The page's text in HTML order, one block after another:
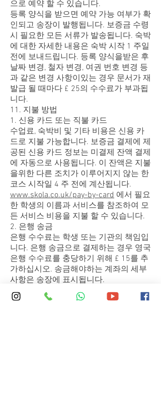
으로 예약 할 수 있습니다.
등록 양식을 받으면 예약 가능 여부가 확
인되고 송장이 발행됩니다. 보증금 수령
시 필요한 모든 서류가 발송됩니다. 숙박
에 대한 자세한 내용은 숙박 시작 1 주일
전에 보내드립니다. 등록 양식을받은 후
날짜 변경, 철자 변경, 여권 번호 변경 등
과 같은 변경 사항이있는 경우 문서가 재
발급 될 때마다 £ 25의 수수료가 부과됩
니다.
11. 지불 방법
1. 신용 카드 또는 직불 카드
수업료, 숙박비 및 기타 비용은 신용 카
드로 지불 가능합니다. 보증금 결제에 제
공된 신용 카드 정보는 미결제 잔액 결제
에 자동으로 사용됩니다. 이 잔액은 지불
을위한 다른 조치가 이루어지지 않는 한
코스 시작일 4 주 전에 계산됩니다.
www.skola.co.uk/pay-by-card 에서 필요
한 학생의 이름과 서비스를 참조하여 모
든 서비스 비용을 지불 할 수 있습니다.
2. 은행 송금
은행 수수료는 학생 또는 기관의 책임입
니다. 은행 송금으로 결제하는 경우 영국
은행 수수료를 충당하기 위해 £ 15를 추
가하십시오. 송금해야하는 계좌의 세부
사항은 송장에 표시됩니다.
은행 송금 문서에 학생의 이름과 청구서
번호가 기재되어 있는지 확인하고 정보